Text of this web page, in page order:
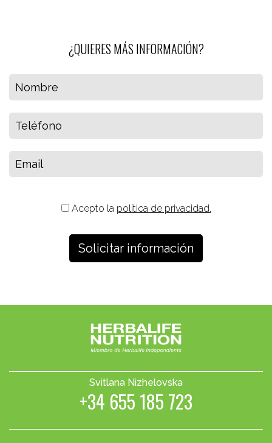
¿QUIERES MÁS INFORMACIÓN?
Acepto la política de privacidad.
Svitlana Nizhelovska
+34 655 185 723